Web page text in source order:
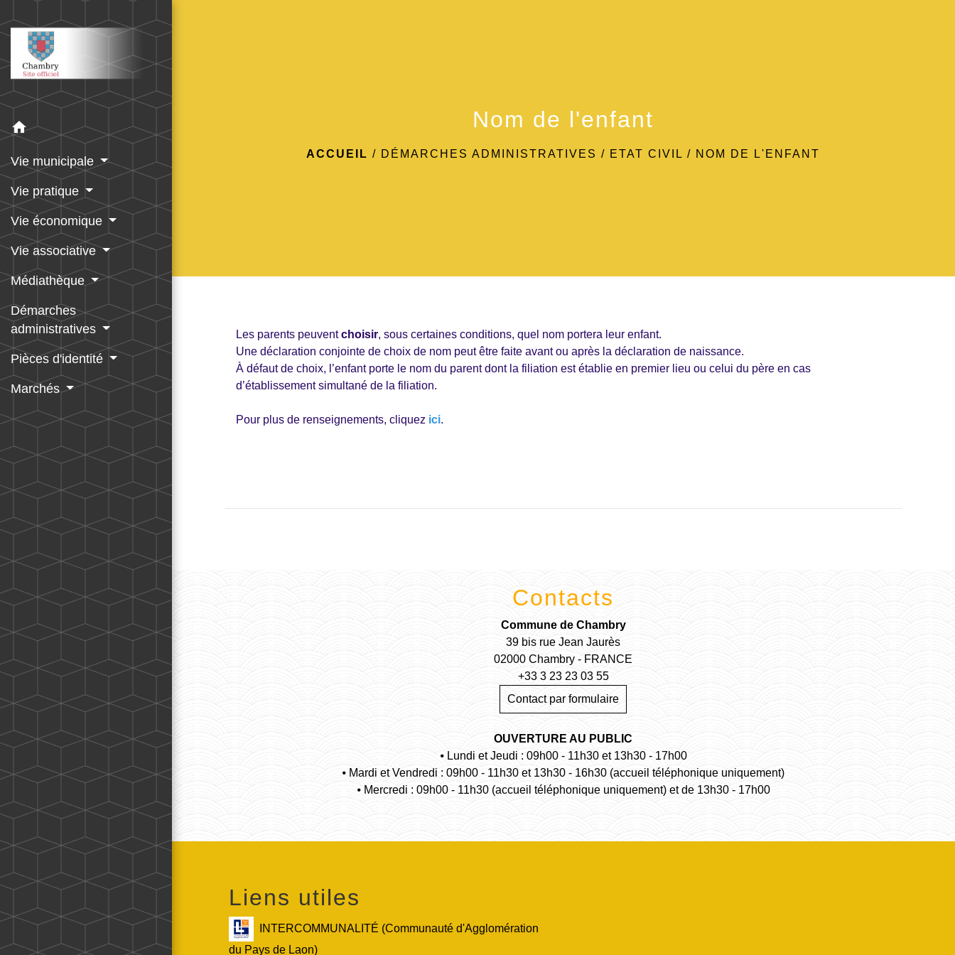
home
Vie municipale
Vie pratique
Vie économique
Vie associative
Médiathèque
Démarches
administratives
Pièces d'identité
Marchés
Nom de l'enfant
ACCUEIL / DÉMARCHES ADMINISTRATIVES / ETAT CIVIL / NOM DE L'ENFANT
Les parents peuventchoisir, sous certaines conditions, quel nom portera leur enfant.
Une déclaration conjointe de choix de nom peut être faite avant ou après la déclaration de naissance.
À défaut de choix, l’enfant porte le nom du parent dont la filiation est établie en premier lieu ou celui du père en cas
d’établissement simultané de la filiation.
Pour plus de renseignements, cliquez ici.
Contacts
Commune de Chambry
39 bis rue Jean Jaurès
02000 Chambry - FRANCE
+33 3 23 23 03 55
Contact par formulaire
OUVERTURE AU PUBLIC
⦁ Lundi et Jeudi : 09h00 - 11h30 et 13h30 - 17h00
⦁ Mardi et Vendredi : 09h00 - 11h30 et 13h30 - 16h30 (accueil téléphonique uniquement)
⦁ Mercredi : 09h00 - 11h30 (accueil téléphonique uniquement) et de 13h30 - 17h00
Liens utiles
INTERCOMMUNALITÉ (Communauté d'Agglomération
du Pays de Laon)